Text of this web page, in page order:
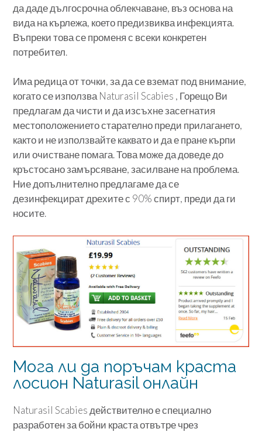
да даде дългосрочна облекчаване, въз основа на
вида на кърлежа, което предизвиква инфекцията.
Въпреки това се променя с всеки конкретен
потребител.
Има редица от точки, за да се вземат под внимание,
когато се използва Naturasil Scabies , Горещо Ви
предлагам да чисти и да изсъхне засегнатия
местоположението старателно преди прилагането,
както и не използвайте каквато и да е пране кърпи
или очистване помага. Това може да доведе до
кръстосано замърсяване, засилване на проблема.
Ние допълнително предлагаме да се
дезинфекцират дрехите с 90% спирт, преди да ги
носите.
Мога ли да поръчам краста
лосион Naturasil онлайн
Naturasil Scabies действително е специално
разработен за бойни краста отвътре чрез